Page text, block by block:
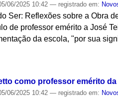
06/2025 10:42— registrado em:
Ser: Reflexões sobre a Obra
de professor emérito a José
da escola, "por sua
como professor emérito
06/2025 10:42— registrado em: